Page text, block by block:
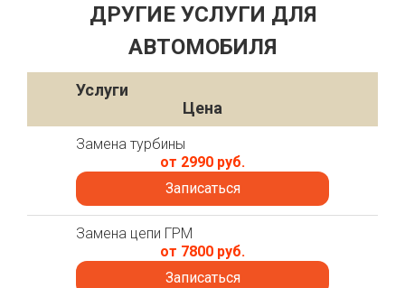
ДРУГИЕ УСЛУГИ ДЛЯ
АВТОМОБИЛЯ
Услуги
Цена
Замена турбины
от 2990 руб.
Записаться
Замена цепи ГРМ
от 7800 руб.
Записаться